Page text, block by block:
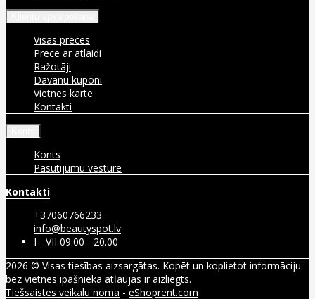
Visas preces
Prece ar atlaidi
Ražotāji
Dāvanu kuponi
Vietnes karte
Kontakti
Konts
Pasūtījumu vēsture
Kontakti
+37060766233
info@beautyspot.lv
I - VII 09.00 - 20.00
2026 © Visas tiesības aizsargātas. Kopēt un koplietot informāciju
bez vietnes īpašnieka atļaujas ir aizliegts.
Tiešsaistes veikalu noma - eShoprent.com